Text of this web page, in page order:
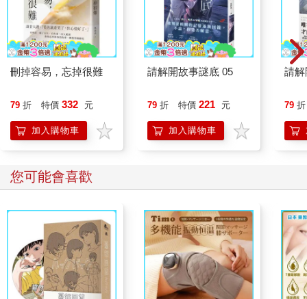
刪掉容易，忘掉很難
79 折 特價 332 元
加入購物車
請解開故事謎底 05
79 折 特價 221 元
加入購物車
請解
79 折
您可能會喜歡